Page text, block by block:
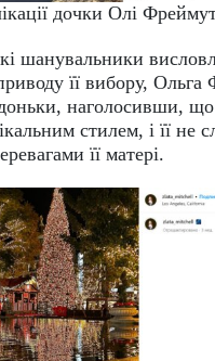
дочки Олі
шанувальники
її вибору, Ольга
наголосивши,
стилем, і її не
її матері.